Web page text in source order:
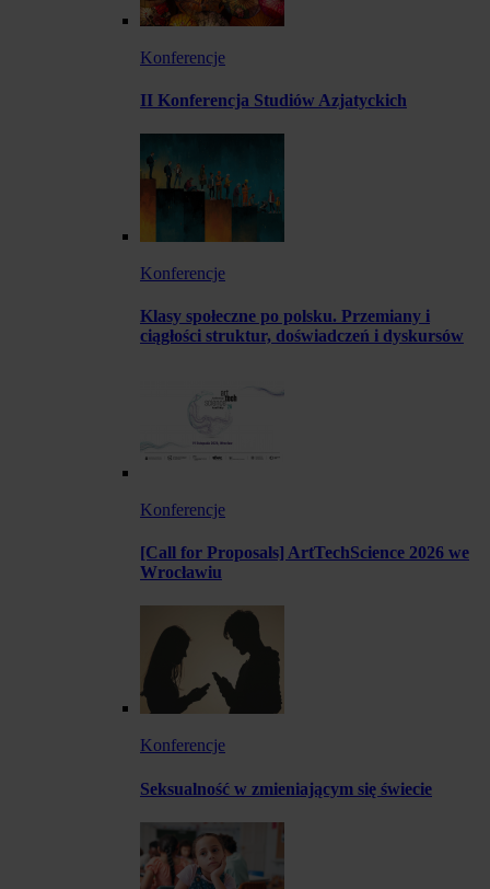
Konferencje
II Konferencja Studiów Azjatyckich
Konferencje
Klasy społeczne po polsku. Przemiany i
ciągłości struktur, doświadczeń i dyskursów
Konferencje
[Call for Proposals] ArtTechScience 2026 we
Wrocławiu
Konferencje
Seksualność w zmieniającym się świecie